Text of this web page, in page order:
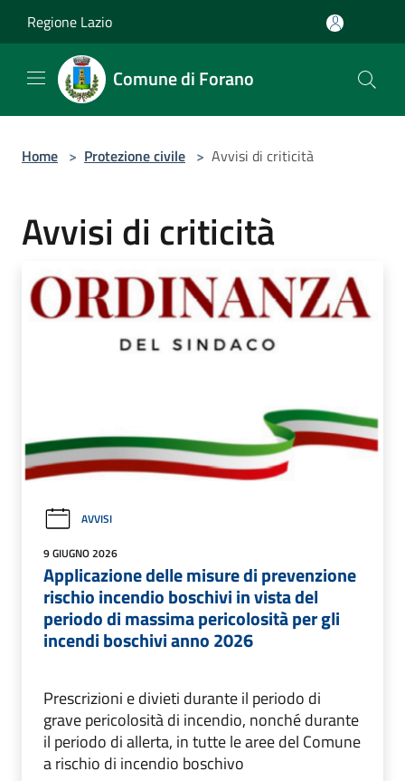
Regione Lazio
Comune di Forano
Home > Protezione civile > Avvisi di criticità
Avvisi di criticità
AVVISI
9 GIUGNO 2026
Applicazione delle misure di prevenzione
rischio incendio boschivi in vista del
periodo di massima pericolosità per gli
incendi boschivi anno 2026
Prescrizioni e divieti durante il periodo di
grave pericolosità di incendio, nonché durante
il periodo di allerta, in tutte le aree del Comune
a rischio di incendio boschivo